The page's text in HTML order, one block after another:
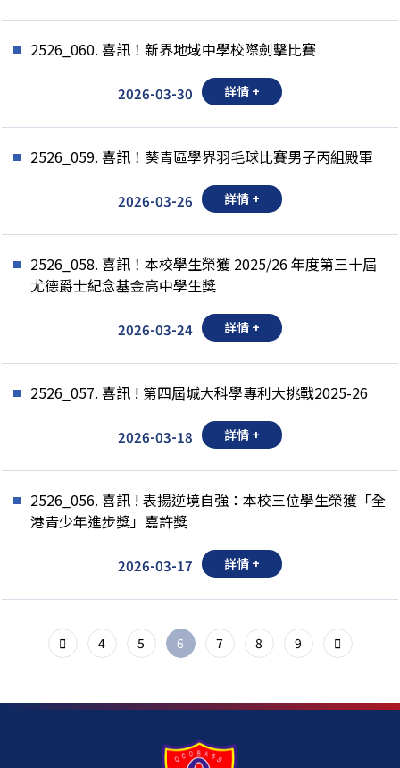
2526_060. 喜訊！新界地域中學校際劍擊比賽
2026-03-30 詳情 +
2526_059. 喜訊！葵青區學界羽毛球比賽男子丙組殿軍
2026-03-26 詳情 +
2526_058. 喜訊！本校學生榮獲 2025/26 年度第三十屆
尤德爵士紀念基金高中學生獎
2026-03-24 詳情 +
2526_057. 喜訊 ! 第四屆城大科學專利大挑戰2025-26
2026-03-18 詳情 +
2526_056. 喜訊 ! 表揚逆境自強：本校三位學生榮獲「全
港青少年進步獎」嘉許獎
2026-03-17 詳情 +
4 5 6 7 8 9